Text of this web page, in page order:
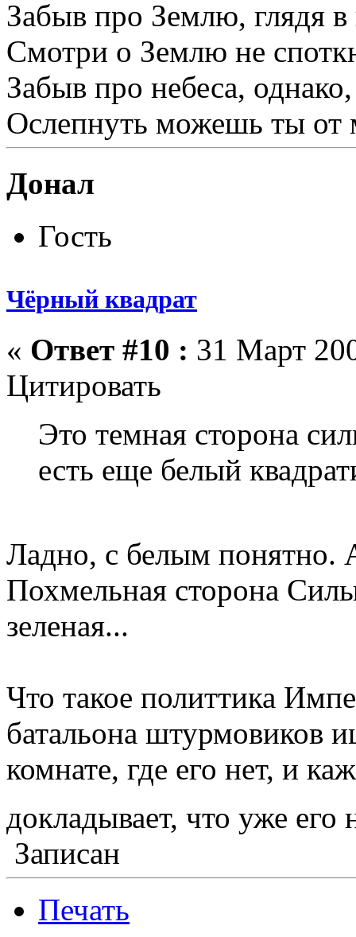
Забыв про Землю, глядя в
Смотри о Землю не
Забыв про небеса, однако,
Ослепнуть можешь ты от
Донал
Гость
Чёрный квадрат
« Ответ #10 : 31 Март
Цитировать
Это темная сторона
есть еще белый
Ладно, с белым понятно.
Похмельная сторона
зеленая...
Что такое политтика
батальона штурмовиков
комнате, где его нет, и
докладывает, что уже
Записан
Печать